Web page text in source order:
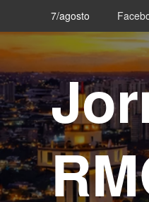
content
7/agosto